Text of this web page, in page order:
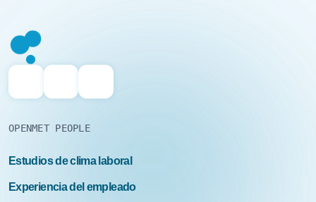
OPENMET PEOPLE
Estudios de clima laboral
Experiencia del empleado